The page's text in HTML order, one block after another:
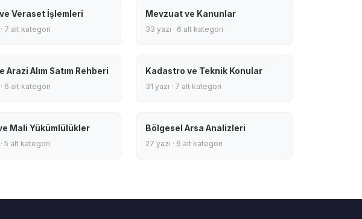
Veraset İşlemleri
7 alt kategori
Mevzuat ve Kanunlar
33 yazı · 6 alt kategori
Arazi Alım Satım Rehberi
6 alt kategori
Kadastro ve Teknik Konular
31 yazı · 7 alt kategori
Mali Yükümlülükler
5 alt kategori
Bölgesel Arsa Analizleri
27 yazı · 6 alt kategori